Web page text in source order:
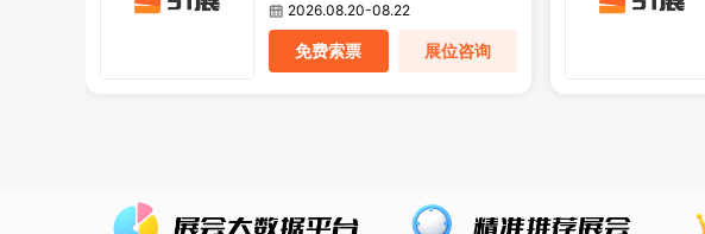
2026.08.20-08.22
免费索票 展位咨询